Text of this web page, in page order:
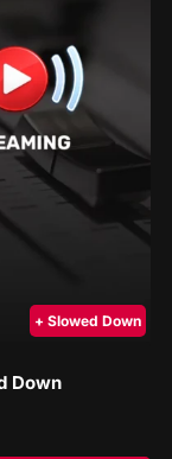
+ Slowed Down
Down